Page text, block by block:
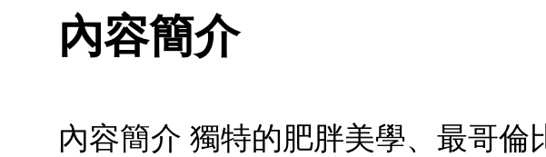
內容簡介
內容簡介 獨特的肥胖美學、最哥